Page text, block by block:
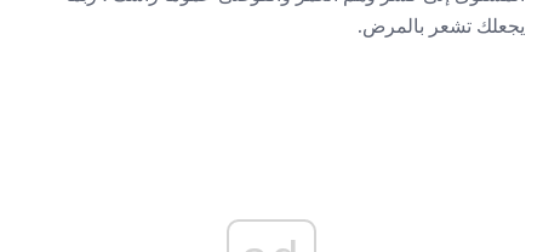
يجعلك تشعر بالمرض.